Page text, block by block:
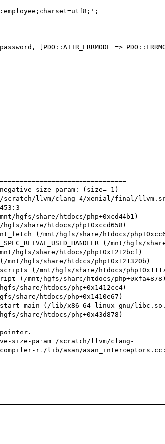
[PDO::ATTR_ERRMODE =>
negative-size-param: (size=-1)
size-param /scratch/llvm/clang-
rt/lib/asan/